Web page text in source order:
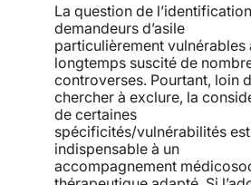
La question de
demandeurs d’asile
particulièrement vulnérables
longtemps suscité de
controverses. Pourtant, loin
chercher à exclure, la
de certaines
spécificités/vulnérabilités est
indispensable à un
accompagnement